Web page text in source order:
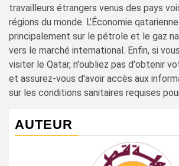
travailleurs étrangers venus des pays
régions du monde. L’Économie
principalement sur le pétrole et le gaz
vers le marché international. Enfin, si
visiter le Qatar, n'oubliez pas d'obtenir
et assurez-vous d'avoir accès aux
sur les conditions sanitaires requises
AUTEUR